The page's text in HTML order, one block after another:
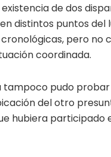
de dos
distintos puntos del
pero no
coordinada.
tampoco pudo
del otro
hubiera participado